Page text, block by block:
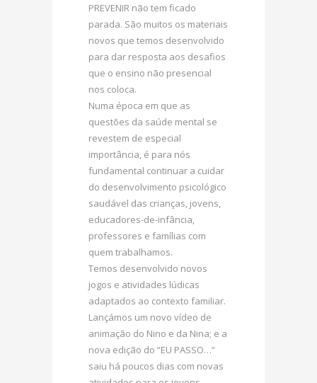
PREVENIR não tem ficado
parada. São muitos os materiais
novos que temos desenvolvido
para dar resposta aos desafios
que o ensino não presencial
nos coloca.
Numa época em que as
questões da saúde mental se
revestem de especial
importância, é para nós
fundamental continuar a cuidar
do desenvolvimento psicológico
saudável das crianças, jovens,
educadores-de-infância,
professores e famílias com
quem trabalhamos.
Temos desenvolvido novos
jogos e atividades lúdicas
adaptados ao contexto familiar.
Lançámos um novo vídeo de
animação do Nino e da Nina; e a
nova edição do “EU PASSO…”
saiu há poucos dias com novas